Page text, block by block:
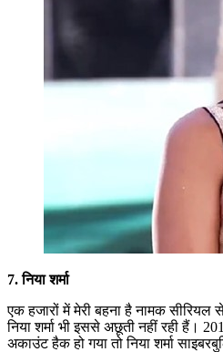
7. निया शर्मा
एक हजारों में मेरी बहना है नामक सीरियल
निया शर्मा भी इससे अछूती नहीं रही हैं।
अकाउंट हैक हो गया तो निया शर्मा